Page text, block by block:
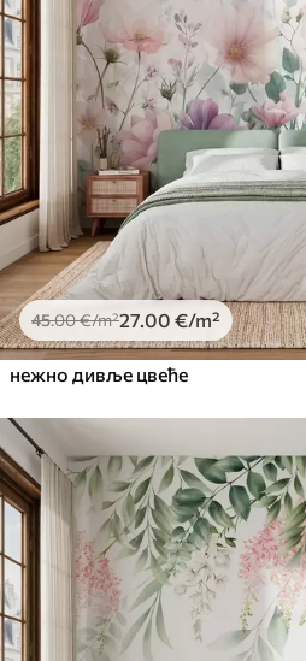
Premium
.67 34.00€ /m²
Premium Vinil
65.0039.00 €/m²
Peel and Stick
81.6749.00€/m²
45.00€/m²27 .00 €/m²
нежно дивље цвеће